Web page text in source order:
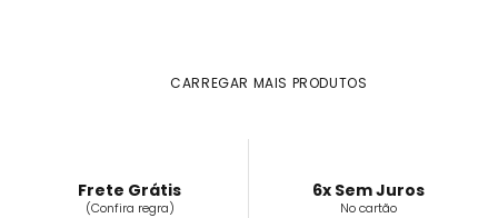
CARREGAR MAIS PRODUTOS
Frete Grátis
(Confira regra)
6x Sem Juros
No cartão